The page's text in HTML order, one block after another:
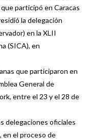
participó en Caracas
la delegación
en la XLII
(SICA), en
que participaron en
General de
entre el 23 y el 28 de
delegaciones oficiales
en el proceso de